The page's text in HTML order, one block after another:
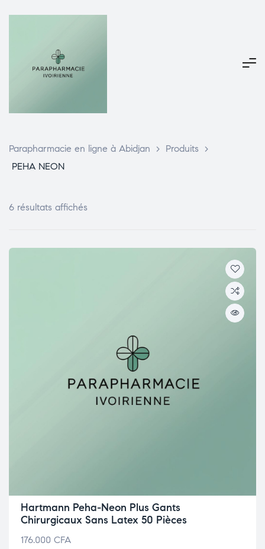
Parapharmacie en ligne à Abidjan > Produits
>
PEHA NEON
6 résultats affichés
Hartmann Peha-Neon Plus Gants
Chirurgicaux Sans Latex 50 Pièces
176.000 CFA